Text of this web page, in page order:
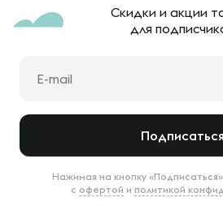
Скидки и акции
для
Подписаться
Нажимая на кнопку
с офертой и политикой